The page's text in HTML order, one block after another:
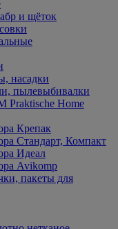
и щёток
насадки
пылевыбивалки
Praktische Home
Крепак
Стандарт, Компакт
Идеал
Avikomp
пакеты для